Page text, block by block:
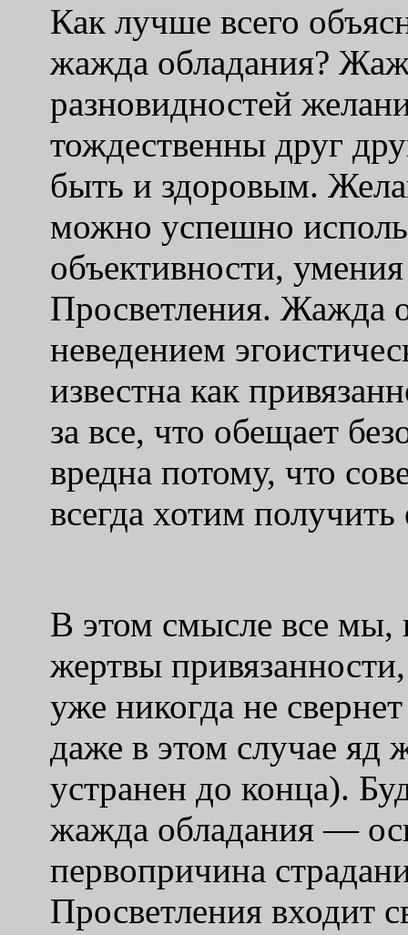
Как лучше всего
жажда обладания?
разновидностей
тождественны друг
быть и здоровым.
можно успешно
объективности,
Просветления. Жажда
неведением
известна как
за все, что обещает
вредна потому, что
всегда хотим
В этом смысле все мы,
жертвы
уже никогда не
даже в этом случае яд
устранен до конца).
жажда обладания —
первопричина
Просветления входит